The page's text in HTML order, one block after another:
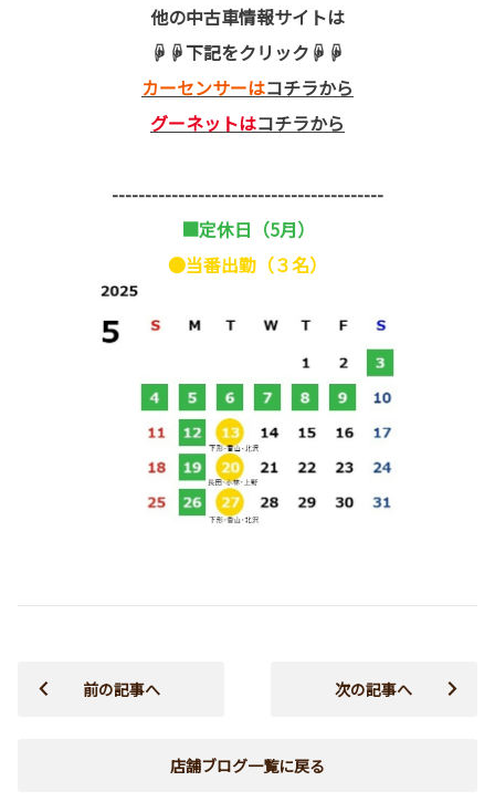
他の中古車情報サイトは
☟☟下記をクリック☟☟
カーセンサーはコチラから
グーネットはコチラから
-----------------------------------------
■定休日（5月）
●当番出勤（３名）
前の記事へ
店舗ブログ一覧に戻る
次の記事へ